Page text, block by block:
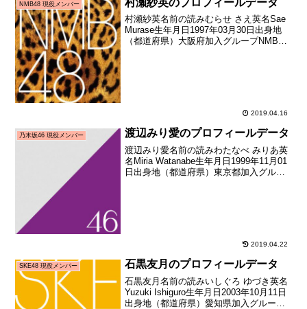
NMB48 現役メンバー
村瀬紗英名前の読みむらせ さえ英名Sae
Murase生年月日1997年03月30日出身地
（都道府県）大阪府加入グループNMB48
2019.04.16
乃木坂46 現役メンバー 渡辺みり愛のプロフィールデータ
渡辺みり愛名前の読みわたなべ みりあ英
名Miria Watanabe生年月日1999年11月01
日出身地（都道府県）東京都加入グルー
2019.04.22
SKE48 現役メンバー 石黒友月のプロフィールデータ
石黒友月名前の読みいしぐろ ゆづき英名
Yuzuki Ishiguro生年月日2003年10月11日
出身地（都道府県）愛知県加入グループ